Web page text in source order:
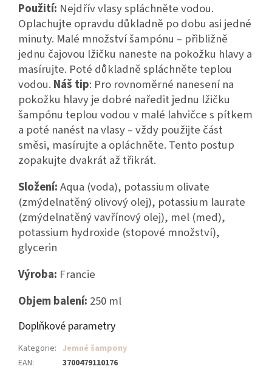
Použití: Nejdřív vlasy spláchněte vodou.
Oplachujte opravdu důkladně po dobu asi jedné
minuty. Malé množství šampónu – přibližně
jednu čajovou lžičku naneste na pokožku hlavy a
masírujte. Poté důkladně spláchněte teplou
vodou. Náš tip: Pro rovnoměrné nanesení na
pokožku hlavy je dobré naředit jednu lžičku
šampónu teplou vodou v malé lahvičce s pítkem
a poté nanést na vlasy – vždy použijte část
směsi, masírujte a opláchněte. Tento postup
zopakujte dvakrát až třikrát.
Složení:Aqua (voda), potassium olivate
(zmýdelnatěný olivový olej), potassium laurate
(zmýdelnatěný vavřínový olej), mel (med),
potassium hydroxide (stopové množství),
glycerin
Výroba: Francie
Objem balení: 250 ml
Doplňkové parametry
Kategorie: Jemné šampony
EAN: 3700479110176